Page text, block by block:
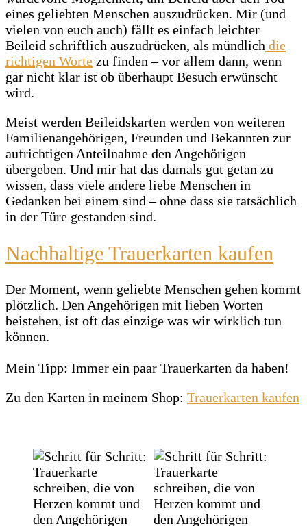
eines geliebten Menschen auszudrücken. Mir (und
vielen von euch auch) fällt es einfach leichter
Beileid schriftlich auszudrücken, als mündlich die
richtigen Worte zu finden – vor allem dann, wenn
gar nicht klar ist ob überhaupt Besuch erwünscht
wird.
Meist werden Beileidskarten werden von weiteren
Familienangehörigen, Freunden und Bekannten zur
aufrichtigen Anteilnahme den Angehörigen
übergeben. Und mir hat das damals gut getan zu
wissen, dass viele andere liebe Menschen in
Gedanken bei einem sind – ohne dass sie tatsächlich
in der Türe gestanden sind.
Nachhaltige Trauerkarten kaufen
Der Moment, wenn geliebte Menschen gehen kommt
plötzlich. Den Angehörigen mit lieben Worten
beistehen, ist oft das einzige was wir wirklich tun
können.
Mein Tipp: Immer ein paar Trauerkarten da haben!
Zu den Karten in meinem Shop: Trauerkarten kaufen